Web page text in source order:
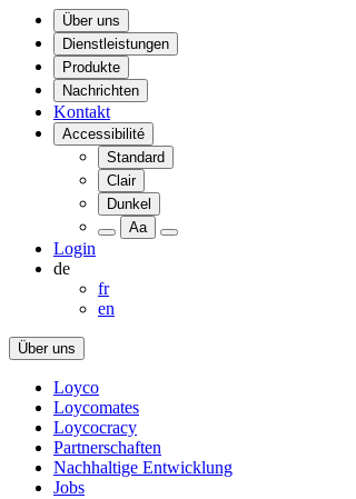
Über uns
Dienstleistungen
Produkte
Nachrichten
Kontakt
Accessibilité
Standard
Clair
Dunkel
Aa
Login
de
fr
en
Über uns
Loyco
Loycomates
Loycocracy
Partnerschaften
Nachhaltige Entwicklung
Jobs